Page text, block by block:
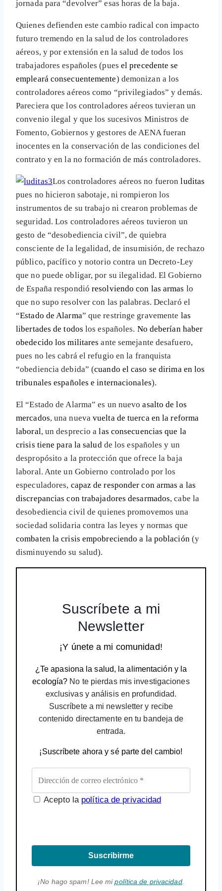
jornada para “devolver” esas horas de la baja.
Quienes defienden este cambio radical con impacto
futuro tremendo en la salud de los controladores
aéreos, y por extensión en la salud de todos los
trabajadores españoles (pues el precedente se
empleará consecuentemente) demonizan a los
controladores aéreos como “privilegiados” y demás.
Pareciera que los controladores aéreos tuvieran un
convenio ilegal y que los sucesivos Ministros de
Fomento, Gobiernos y gestores de AENA fueran
inocentes en la conservación de las condiciones del
contrato y en la no formación de más controladores.
Los controladores aéreos no fueronluditas
pues no hicieron sabotaje, ni rompieron los
instrumentos de su trabajo ni crearon problemas de
seguridad. Los controladores aéreos tuvieron un
gesto de “desobediencia civil”, de quiebra
consciente de la legalidad, de insumisión, de rechazo
público, pacífico y notorio contra un Decreto-Ley
que no puede obligar, por su ilegalidad. El Gobierno
de España respondióresolviendo con las armas lo
que no supo resolver con las palabras. Declaró el
“Estado de Alarma” que restringe gravemente las
libertades de todoslos españoles. No deberían haber
obedecido los militaresante semejante desafuero,
pues no les cabrá el refugio en la franquista
“obediencia debida” (cuando el caso se dirima en los
tribunales españoles e internacionales).
El “Estado de Alarma” es un nuevoasalto de los
mercados, una nuevavuelta de tuerca en la reforma
laboral, un desprecio alas consecuencias que la
crisis tiene para la salud de los españoles y un
despropósito a la protección que ofrece la baja
laboral. Ante un Gobierno controlado por los
especuladores, capaz de responder con armas a las
discrepancias con trabajadores desarmados, cabe la
desobediencia civil de quienes promovemos una
sociedad solidaria contra las leyes y normas que
combaten la crisis empobreciendo a la población (y
disminuyendo su salud).
Suscríbete a mi
Newsletter
¡Y únete a mi comunidad!
¿Te apasiona la salud, la alimentación y la
ecología? No te pierdas mis investigaciones
exclusivas y análisis en profundidad.
Suscríbete a mi newsletter y recibe
contenido directamente en tu bandeja de
entrada.
¡Suscríbete ahora y sé parte del cambio!
Acepto la política de privacidad
Suscribirme
¡No hago spam! Lee mipolítica de privacidad.